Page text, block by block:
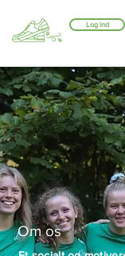
Log ind
Om os